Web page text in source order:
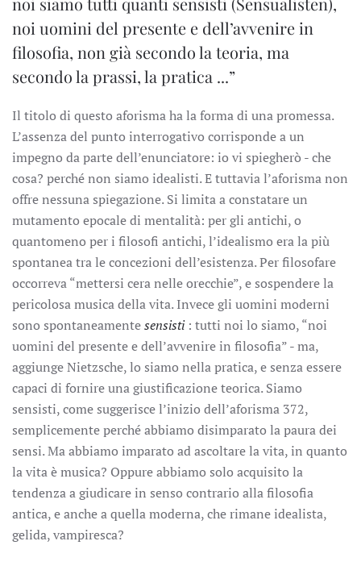
noi uomini del presente e dell’avvenire in
filosofia, non già secondo la teoria, ma
secondo la prassi, la pratica ...”
Il titolo di questo aforisma ha la forma di una promessa.
L’assenza del punto interrogativo corrisponde a un
impegno da parte dell’enunciatore: io vi spiegherò - che
cosa? perché non siamo idealisti. E tuttavia l’aforisma non
offre nessuna spiegazione. Si limita a constatare un
mutamento epocale di mentalità: per gli antichi, o
quantomeno per i filosofi antichi, l’idealismo era la più
spontanea tra le concezioni dell’esistenza. Per filosofare
occorreva “mettersi cera nelle orecchie”, e sospendere la
pericolosa musica della vita. Invece gli uomini moderni
sono spontaneamentesensisti : tutti noi lo siamo, “noi
uomini del presente e dell’avvenire in filosofia” - ma,
aggiunge Nietzsche, lo siamo nella pratica, e senza essere
capaci di fornire una giustificazione teorica. Siamo
sensisti, come suggerisce l’inizio dell’aforisma 372,
semplicemente perché abbiamo disimparato la paura dei
sensi. Ma abbiamo imparato ad ascoltare la vita, in quanto
la vita è musica? Oppure abbiamo solo acquisito la
tendenza a giudicare in senso contrario alla filosofia
antica, e anche a quella moderna, che rimane idealista,
gelida, vampiresca?